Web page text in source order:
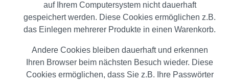
auf Ihrem Computersystem nicht dauerhaft
gespeichert werden. Diese Cookies ermöglichen z.B.
das Einlegen mehrerer Produkte in einen Warenkorb.
Andere Cookies bleiben dauerhaft und erkennen
Ihren Browser beim nächsten Besuch wieder. Diese
Cookies ermöglichen, dass Sie z.B. Ihre Passwörter